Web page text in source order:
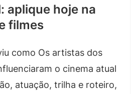
aplique hoje na
filmes
como Os artistas dos
o cinema atual
atuação, trilha e roteiro,